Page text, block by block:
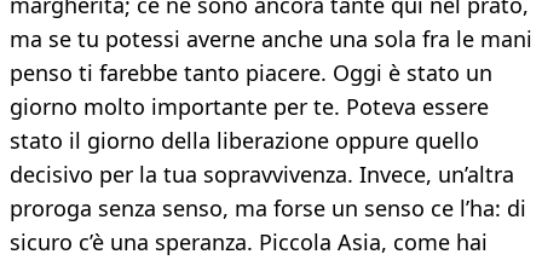
ma se tu potessi averne anche una sola fra le mani
penso ti farebbe tanto piacere. Oggi è stato un
giorno molto importante per te. Poteva essere
stato il giorno della liberazione oppure quello
decisivo per la tua sopravvivenza. Invece, un’altra
proroga senza senso, ma forse un senso ce l’ha: di
sicuro c’è una speranza. Piccola Asia, come hai